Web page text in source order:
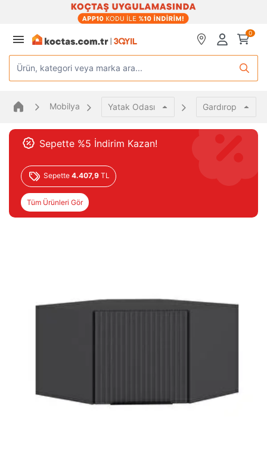
0
Ürün, kategori veya marka ara...
Mobilya Yatak Odası Gardırop
Sepette %5 İndirim Kazan!
Sepette 4.407,9 TL
Tüm Ürünleri Gör